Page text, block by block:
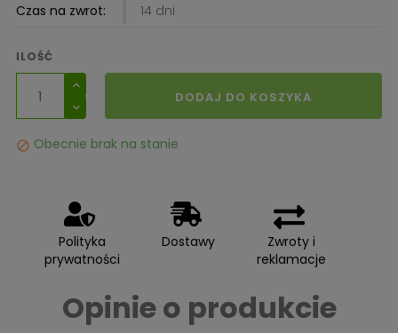
Czas na zwrot: 14 dni
ILOŚĆ
DODAJ DO KOSZYKA
 Obecnie brak na stanie
Polityka
prywatności
Dostawy
Zwroty i
reklamacje
Opinie o produkcie